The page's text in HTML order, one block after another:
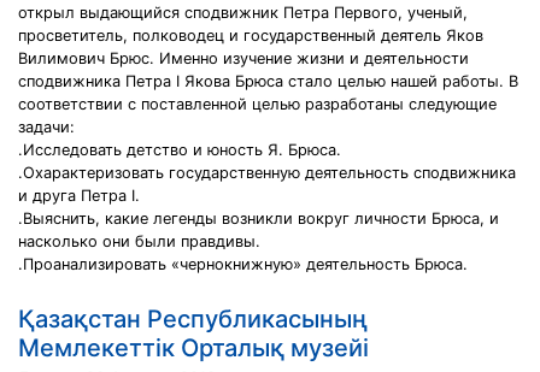
открыл выдающийся сподвижник Петра Первого, ученый,
просветитель, полководец и государственный деятель Яков
Вилимович Брюс. Именно изучение жизни и деятельности
сподвижника Петра I Якова Брюса стало целью нашей работы. В
соответствии с поставленной целью разработаны следующие
задачи:
.Исследовать детство и юность Я. Брюса.
.Охарактеризовать государственную деятельность сподвижника
и друга Петра I.
.Выяснить, какие легенды возникли вокруг личности Брюса, и
насколько они были правдивы.
.Проанализировать «чернокнижную» деятельность Брюса.
Қазақстан Республикасының
Мемлекеттік Орталық музейі